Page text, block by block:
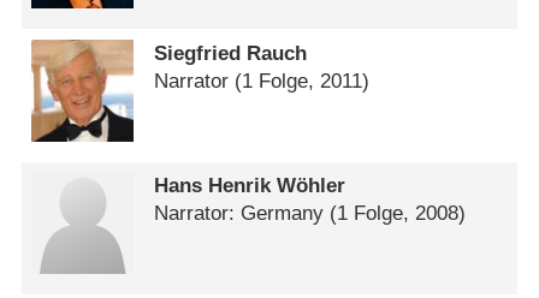
Siegfried Rauch
Narrator (1 Folge, 2011)
Hans Henrik Wöhler
Narrator: Germany (1 Folge, 2008)